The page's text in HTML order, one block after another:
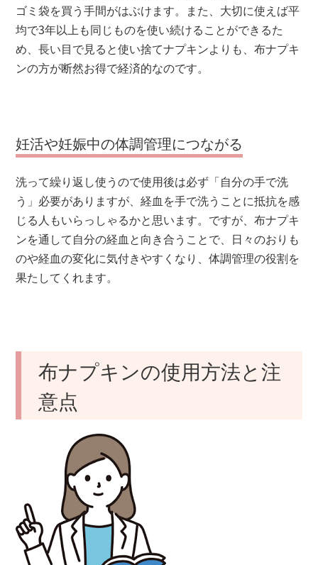
ゴミ袋を買う手間がはぶけます。また、大切に使えば平
均で3年以上も同じものを使い続けることができるた
め、長い目で見ると使い捨てナプキンよりも、布ナプキ
ンの方が断然お得で経済的なのです。
妊活や妊娠中の体調管理につながる
洗って繰り返し使うので使用後は必ず「自分の手で洗
う」必要がありますが、経血を手で洗うことに抵抗を感
じる人もいらっしゃるかと思います。ですが、布ナプキ
ンを通して自分の経血と向き合うことで、日々のおりも
のや経血の変化に気付きやすくなり、体調管理の役割を
果たしてくれます。
布ナプキンの使用方法と注
意点